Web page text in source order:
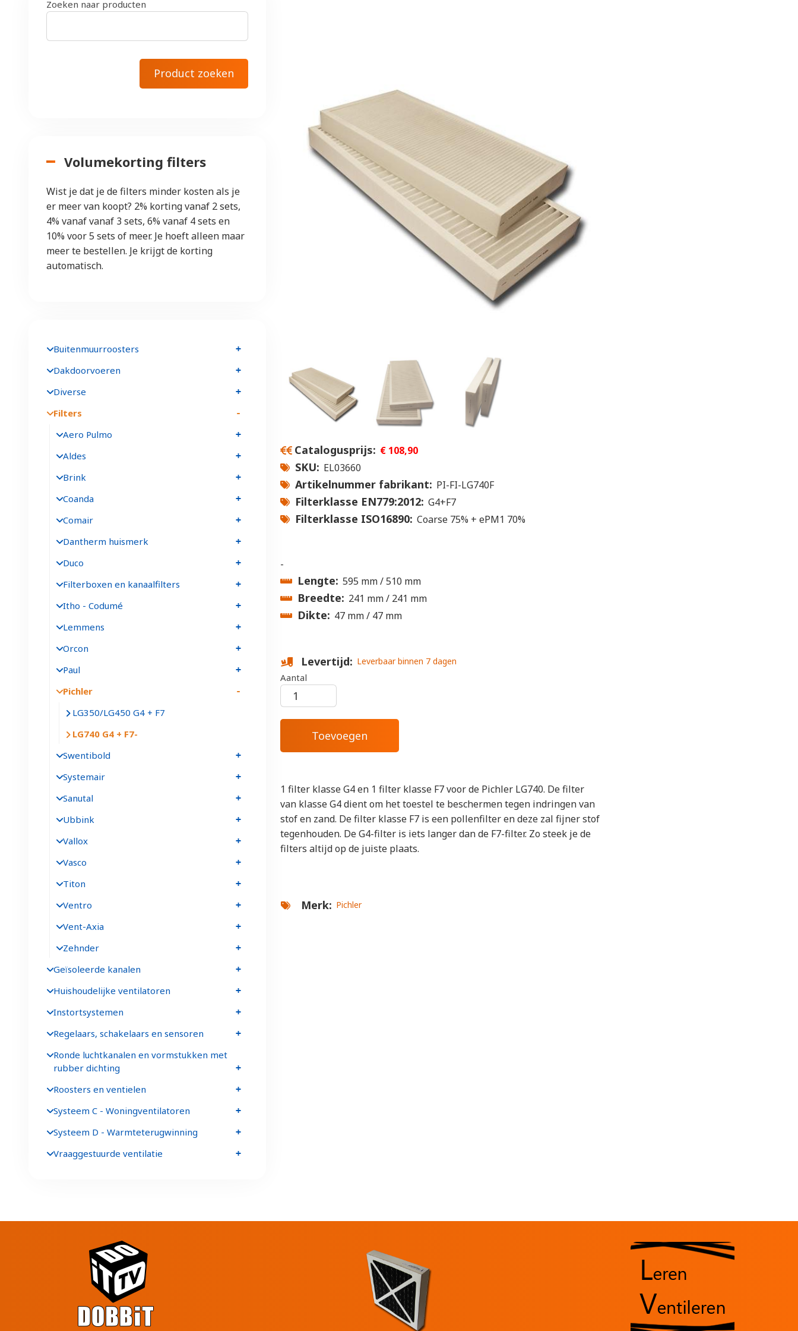
Catalogusprijs € 108,90
SKU EL03660
Artikelnummer fabrikant PI-FI-LG740F
Filterklasse EN779:2012 G4+F7
Filterklasse ISO16890 Coarse 75% + ePM1 70%
-
Lengte 595 mm 510 mm
Breedte 241 mm 241 mm
Dikte 47 mm 47 mm
Levertijd Leverbaar binnen 7 dagen
Aantal
1 filter klasse G4 en 1 filter klasse F7 voor de Pichler LG740. De filter
van klasse G4 dient om het toestel te beschermen tegen indringen van
stof en zand. De filter klasse F7 is een pollenfilter en deze zal fijner stof
tegenhouden. De G4-filter is iets langer dan de F7-filter. Zo steek je de
filters altijd op de juiste plaats.
Merk Pichler
Zoeken naar producten
Volumekorting filters
Wist je dat je de filters minder kosten als je
er meer van koopt? 2% korting vanaf 2 sets,
4% vanaf vanaf 3 sets, 6% vanaf 4 sets en
10% voor 5 sets of meer. Je hoeft alleen maar
meer te bestellen. Je krijgt de korting
automatisch.
Buitenmuurroosters
Dakdoorvoeren
Diverse
Filters
Aero Pulmo
Aldes
Brink
Coanda
Comair
Dantherm huismerk
Duco
Filterboxen en kanaalfilters
Itho - Codumé
Lemmens
Orcon
Paul
Pichler
LG350/LG450 G4 + F7
LG740 G4 + F7
Swentibold
Systemair
Sanutal
Ubbink
Vallox
Vasco
Titon
Ventro
Vent-Axia
Zehnder
Geïsoleerde kanalen
Huishoudelijke ventilatoren
Instortsystemen
Regelaars, schakelaars en sensoren
Ronde luchtkanalen en vormstukken met
rubber dichting
Roosters en ventielen
Systeem C - Woningventilatoren
Systeem D - Warmteterugwinning
Vraaggestuurde ventilatie